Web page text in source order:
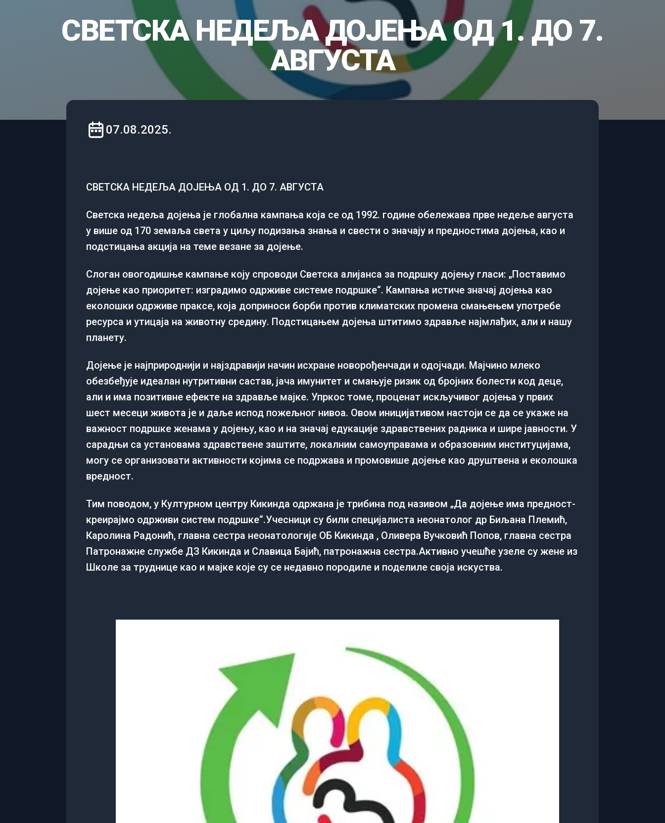
СВЕТСКА НЕДЕЉА ДОЈЕЊА ОД 1. ДО 7.
АВГУСТА
07.08.2025.
СВЕТСКА НЕДЕЉА ДОЈЕЊА ОД 1. ДО 7. АВГУСТА
Светска недеља дојења је глобална кампања која се од 1992. године обележава прве недеље августа
у више од 170 земаља света у циљу подизања знања и свести о значају и предностима дојења, као и
подстицања акција на теме везане за дојење.
Слоган овогодишње кампање коју спроводи Светска алијанса за подршку дојењу гласи: „Поставимо
дојење као приоритет: изградимо одрживе системе подршке“. Кампања истиче значај дојења као
еколошки одрживе праксе, која доприноси борби против климатских промена смањењем употребе
ресурса и утицаја на животну средину. Подстицањем дојења штитимо здравље најмлађих, али и нашу
планету.
Дојење је најприроднији и најздравији начин исхране новорођенчади и одојчади. Мајчино млеко
обезбеђује идеалан нутритивни састав, јача имунитет и смањује ризик од бројних болести код деце,
али и има позитивне ефекте на здравље мајке. Упркос томе, проценат искључивог дојења у првих
шест месеци живота је и даље испод пожељног нивоа. Овом иницијативом настоји се да се укаже на
важност подршке женама у дојењу, као и на значај едукације здравствених радника и шире јавности. У
сарадњи са установама здравствене заштите, локалним самоуправама и образовним институцијама,
могу се организовати активности којима се подржава и промовише дојење као друштвена и еколошка
вредност.
Тим поводом, у Културном центру Кикинда одржана је трибина под називом „Да дојење има предност-
креирајмо одрживи систем подршке“.Учесници су били специјалиста неонатолог др Биљана Племић,
Каролина Радонић, главна сестра неонатологије ОБ Кикинда , Оливера Вучковић Попов, главна сестра
Патронажне службе ДЗ Кикинда и Славица Бајић, патронажна сестра.Активно учешће узеле су жене из
Школе за труднице као и мајке које су се недавно породиле и поделиле своја искуства.